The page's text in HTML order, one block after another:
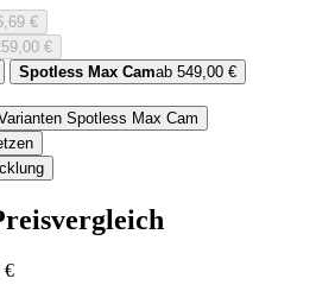
€
€
Spotless Max Camab 549,00 €
Spotless Max Cam
€